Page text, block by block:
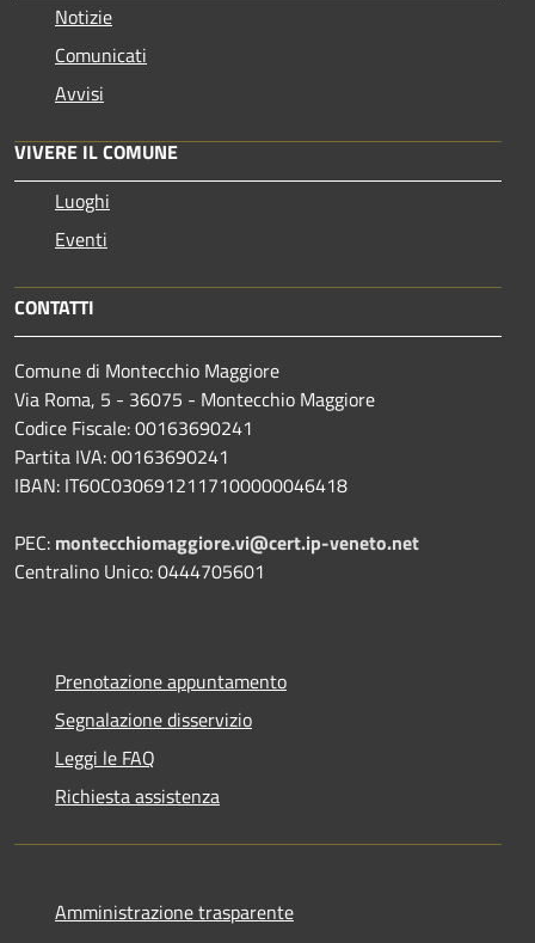
Notizie
Comunicati
Avvisi
VIVERE IL COMUNE
Luoghi
Eventi
CONTATTI
Comune di Montecchio Maggiore
Via Roma, 5 - 36075 - Montecchio Maggiore
Codice Fiscale: 00163690241
Partita IVA: 00163690241
IBAN: IT60C0306912117100000046418
PEC: montecchiomaggiore.vi@cert.ip-veneto.net
Centralino Unico: 0444705601
Prenotazione appuntamento
Segnalazione disservizio
Leggi le FAQ
Richiesta assistenza
Amministrazione trasparente